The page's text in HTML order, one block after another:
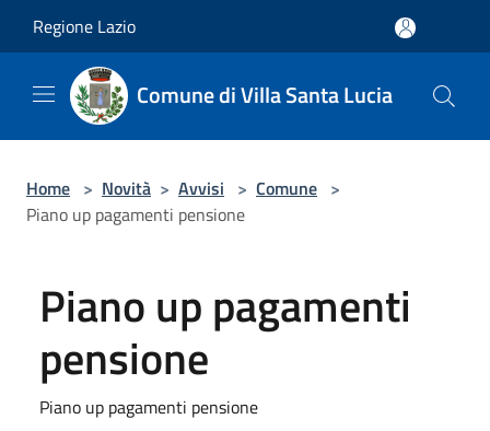
Regione Lazio
Comune di Villa Santa Lucia
Home > Novità > Avvisi > Comune >
Piano up pagamenti pensione
Piano up pagamenti
pensione
Piano up pagamenti pensione